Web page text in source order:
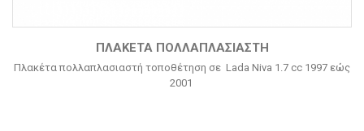
ΠΛΑΚΈΤΑ ΠΟΛΛΑΠΛΑΣΙΑΣΤΉ
Πλακέτα πολλαπλασιαστή τοποθέτηση σε Lada Niva 1.7 cc 1997 εώς
2001